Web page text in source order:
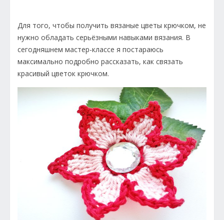
Для того, чтобы получить вязаные цветы крючком, не
нужно обладать серьёзными навыками вязания. В
сегодняшнем мастер-классе я постараюсь
максимально подробно рассказать, как связать
красивый цветок крючком.